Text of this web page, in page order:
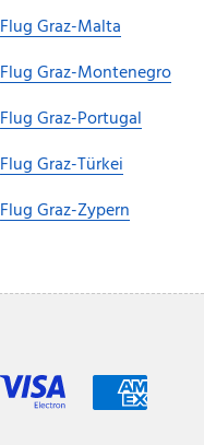
Flug Graz-Malta
Flug Graz-Montenegro
Flug Graz-Portugal
Flug Graz-Türkei
Flug Graz-Zypern